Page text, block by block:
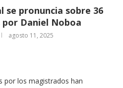
pronuncia sobre 36
por Daniel Noboa
agosto 11, 2025
por los magistrados han